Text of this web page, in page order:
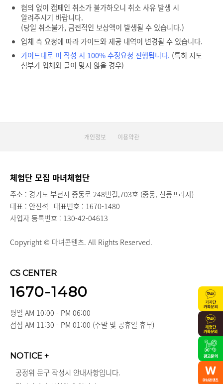
협의 없이 캠페인 취소가 불가하오니 취소 사유 발생 시
알려주시기 바랍니다.
(당일 취소불가, 금전적인 보상액이 발생될 수 있습니다.)
업체 측 요청에 따라 가이드와 제공 내역이 변경될 수 있습니다.
가이드대로 미 작성 시 100% 수정요청 진행됩니다. (특히 지도
첨부가 업체와 글이 맞지 않을 경우)
개인정보 이용약관
체험단 모집 마녀체험단
주소 : 경기도 부천시 중동로 248번길,703호 (중동, 신풍프라자)
대표 : 안진석 대표번호 : 1670-1480
사업자 등록번호 : 130-42-04613
Copyright © 마녀콘텐츠. All Rights Reserved.
CS CENTER
1670-1480
평일 AM 10:00 - PM 06:00
점심 AM 11:30 - PM 01:00 (주말 및 공휴일 휴무)
NOTICE +
공정위 문구 작성시 안내사항입니다.